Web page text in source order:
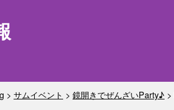
> サムイベント > 鏡開きでぜんざいParty♪ >